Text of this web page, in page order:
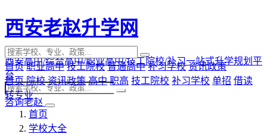
西安老赵升学网
西安高中/综合高中/职业高中/技工院校/补习一站式升学规划平
台
咨询老赵
首页 职业高中 技工院校 普通高中 补习学校 资讯政策
首页 院校 资讯政策 高中 职高 技工院校 补习学校 单招 借读
转专业
首页
学校大全